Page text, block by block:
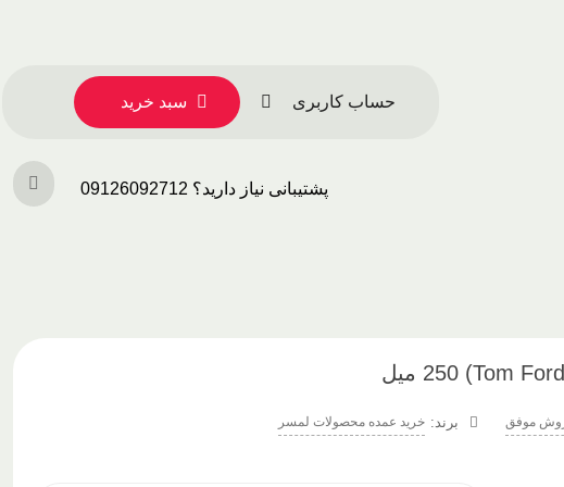
حساب کاربری سبد خرید
پشتیبانی نیاز دارید؟ 09126092712
خرید عمده محصولات لمسر